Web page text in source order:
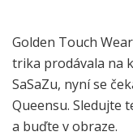
Golden Touch
trika prodávala na
SaSaZu, nyní se
Queensu. Sledujte
a buďte v obraze.